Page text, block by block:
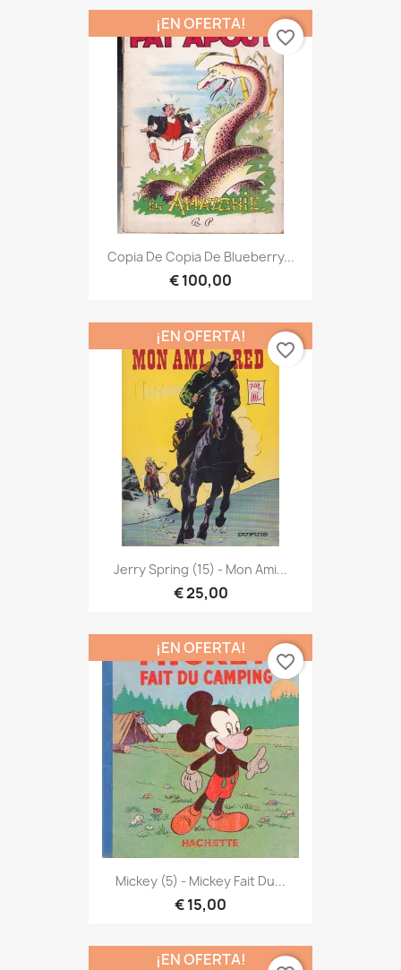
Copia De Copia De Blueberry...
€ 100,00
¡EN OFERTA!
favorite_border
Jerry Spring (15) - Mon Ami...
€ 25,00
¡EN OFERTA!
favorite_border
Mickey (5) - Mickey Fait Du...
€ 15,00
¡EN OFERTA!
favorite_border
¡EN OFERTA!